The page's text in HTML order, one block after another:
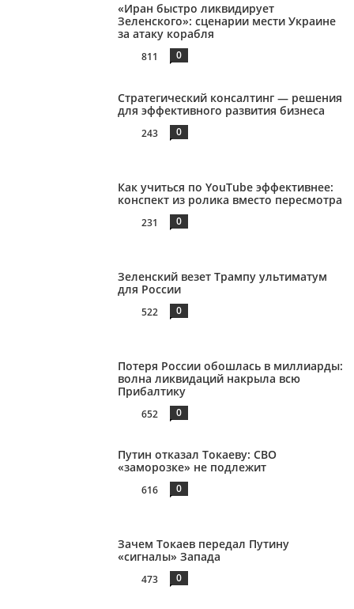
«Иран быстро ликвидирует
Зеленского»: сценарии мести Украине
за атаку корабля
811 0
Стратегический консалтинг — решения
для эффективного развития бизнеса
243 0
Как учиться по YouTube эффективнее:
конспект из ролика вместо пересмотра
231 0
Зеленский везет Трампу ультиматум
для России
522 0
Потеря России обошлась в миллиарды:
волна ликвидаций накрыла всю
Прибалтику
652 0
Путин отказал Токаеву: СВО
«заморозке» не подлежит
616 0
Зачем Токаев передал Путину
«сигналы» Запада
473 0